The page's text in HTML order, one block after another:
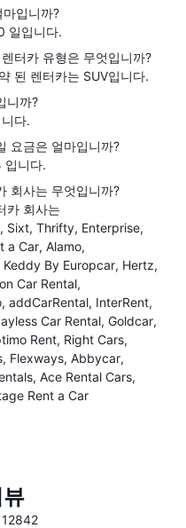
입니까?
일입니다.
터카 유형은 무엇입니까?
된 렌터카는 SUV입니다.
니까?
다.
요금은 얼마입니까?
입니다.
회사는 무엇입니까?
카 회사는
Sixt Thrifty Enterprise
a Car Alamo
Keddy By Europcar Hertz
Car Rental
addCarRental InterRent
Car Rental Goldcar
Rent Right Cars
Flexways Abbycar
Ace Rental Cars
Rent a Car
12842